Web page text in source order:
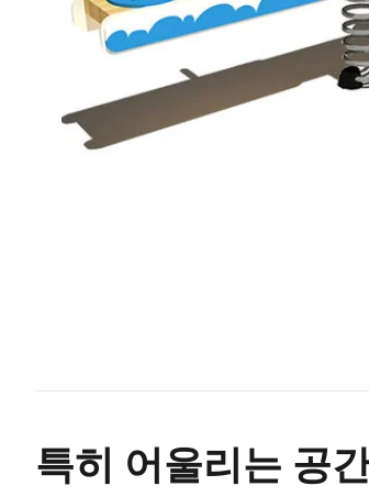
특히 어울리는 공